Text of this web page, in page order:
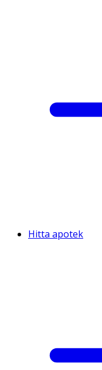
Hitta apotek